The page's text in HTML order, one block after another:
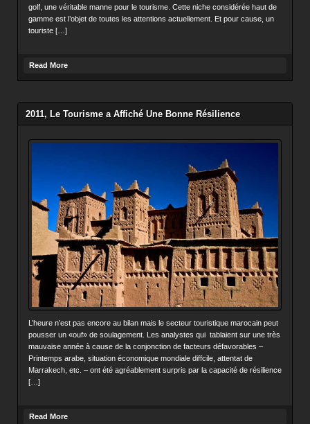
golf, une véritable manne pour le tourisme. Cette niche considérée haut de
gamme est l’objet de toutes les attentions actuellement. Et pour cause, un
touriste […]
Read More
2011, Le Tourisme a Affiché Une Bonne Résilience
L’heure n’est pas encore au bilan mais le secteur touristique marocain peut
pousser un «ouf» de soulagement. Les analystes qui tablaient sur une très
mauvaise année à cause de la conjonction de facteurs défavorables –
Printemps arabe, situation économique mondiale diffcile, attentat de
Marrakech, etc. – ont été agréablement surpris par la capacité de résilience
[…]
Read More